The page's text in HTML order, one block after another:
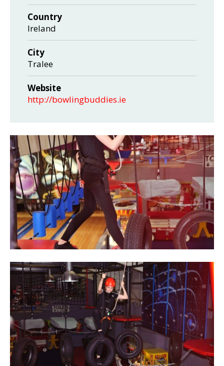
Country
Ireland
City
Tralee
Website
http://bowlingbuddies.ie